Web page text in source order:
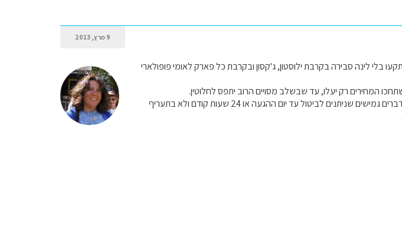
9 מרץ, 2013
בלי לינה סבירה בקרבת ילוסטון, ג'קסון ובקרבת כל פארק לאומי פופולארי
המחירים רק יעלו, עד שבשלב מסויים הרוב יתפס לחלוטין.
רצוי להזמין הכל מראש- וכמה שיותר מוקדם. כדאי להזמין דברים גמישים שניתנים לביטול עד יום ההגעה או 24 שעות קודם ולא בתעריף